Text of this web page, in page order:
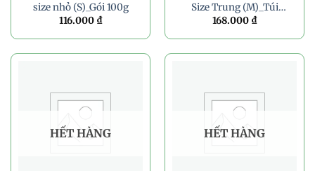
size nhỏ (S)_Gói 100g
116.000 ₫
Size Trung (M)_Túi
100g
168.000 ₫
HẾT HÀNG HẾT HÀNG